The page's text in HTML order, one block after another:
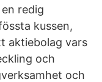
redig
kussen,
aktiebolag vars
och
och